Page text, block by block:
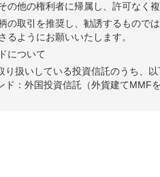
の他の権利者に帰属し、許可なく
の取引を推奨し、勧誘するもので
るようにお願いいたします。
について
り扱いしている投資信託のうち、
ド：外国投資信託（外貨建てMMF